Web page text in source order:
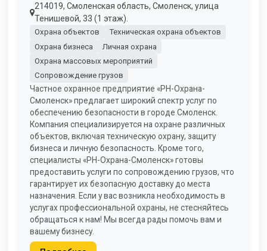
214019, Смоленская область, Смоленск, улица
Тенишевой, 33 (1 этаж).
Охрана объектов
Техническая охрана объектов
Охрана бизнеса
Личная охрана
Охрана массовых мероприятий
Сопровождение грузов
Частное охранное предприятие «РН-Охрана-
Смоленск» предлагает широкий спектр услуг по
обеспечению безопасности в городе Смоленск.
Компания специализируется на охране различных
объектов, включая техническую охрану, защиту
бизнеса и личную безопасность. Кроме того,
специалисты «РН-Охрана-Смоленск» готовы
предоставить услуги по сопровождению грузов, что
гарантирует их безопасную доставку до места
назначения. Если у вас возникла необходимость в
услугах профессиональной охраны, не стесняйтесь
обращаться к нам! Мы всегда рады помочь вам и
вашему бизнесу.